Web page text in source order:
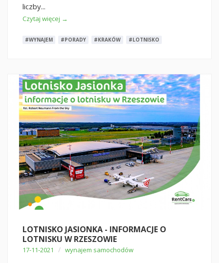
liczby...
Czytaj więcej →
#WYNAJEM #PORADY #KRAKÓW #LOTNISKO
LOTNISKO JASIONKA - INFORMACJE O
LOTNISKU W RZESZOWIE
17-11-2021 / wynajem samochodów